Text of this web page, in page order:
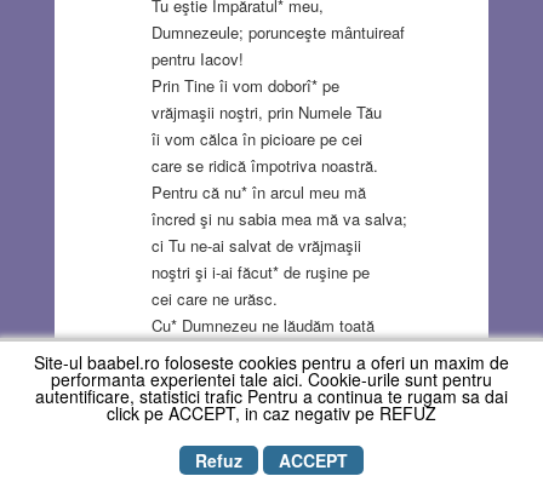
Tu eştie Împăratul* meu,
Dumnezeule; porunceşte mântuireaf
pentru Iacov!
Prin Tine îi vom doborî* pe
vrăjmaşii noştri, prin Numele Tău
îi vom călca în picioare pe cei
care se ridică împotriva noastră.
Pentru că nu* în arcul meu mă
încred şi nu sabia mea mă va salva;
ci Tu ne-ai salvat de vrăjmaşii
noştri şi i-ai făcut* de ruşine pe
cei care ne urăsc.
Cu* Dumnezeu ne lăudăm toată
ziua şi vom lăuda pentru totdeauna
Numele Tău. Oprire.
Dar Tu ne-ai respins* şi
ne-ai făcut de ruşine şi nu mai ieşi
cu oştirile noastre;
Site-ul baabel.ro foloseste cookies pentru a oferi un maxim de
performanta experientei tale aici. Cookie-urile sunt pentru
autentificare, statistici trafic Pentru a continua te rugam sa dai
click pe ACCEPT, in caz negativ pe REFUZ
Refuz
ACCEPT